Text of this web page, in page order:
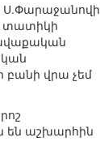
Ս.Փարաջանովի
տատիկի
բանի վրա չեմ
են աշխարհին